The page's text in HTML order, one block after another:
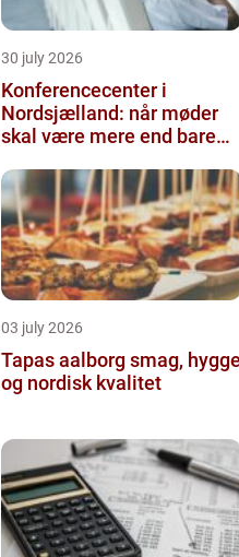
30 july 2026
Konferencecenter i
Nordsjælland: når møder
skal være mere end bare
03 july 2026
Tapas aalborg smag, hygge
og nordisk kvalitet